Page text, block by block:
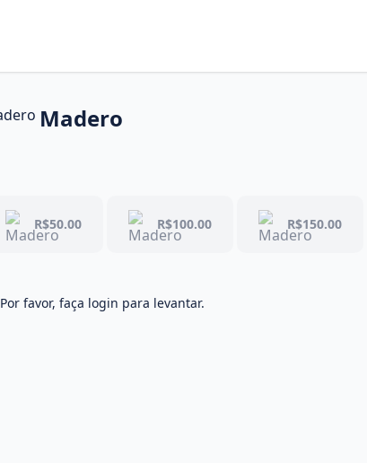
Madero
R$50.00 R$100.00 R$150.00
Por favor, faça login para levantar.